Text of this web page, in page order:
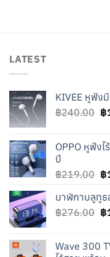
LATEST
KIVEE หูฟัง
฿240.00
฿
฿
OPPO หูฟัง
ปี
฿219.00
฿
฿
นาฬิกาบลูทูธ
฿276.00
฿
฿
Wave 300